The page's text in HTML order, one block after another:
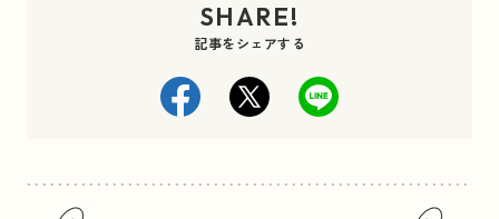
SHARE!
記事をシェアする